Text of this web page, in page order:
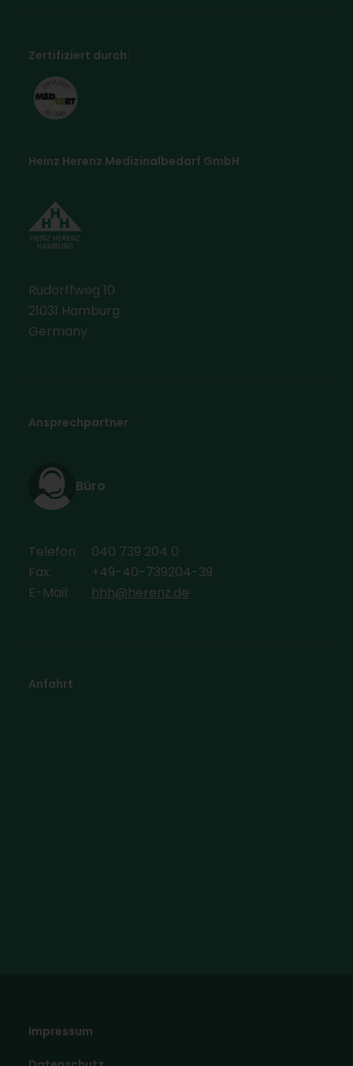
Zertifiziert durch:
Heinz Herenz Medizinalbedarf GmbH
Rudorffweg 10
21031 Hamburg
Germany
Ansprechpartner
Büro
Telefon
040 739 204 0
Fax:
+49-40-739204-39
E-Mail:
hhh@herenz.de
Anfahrt
Impressum